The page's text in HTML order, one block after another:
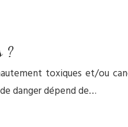
?
toxiques et/ou
danger dépend de…